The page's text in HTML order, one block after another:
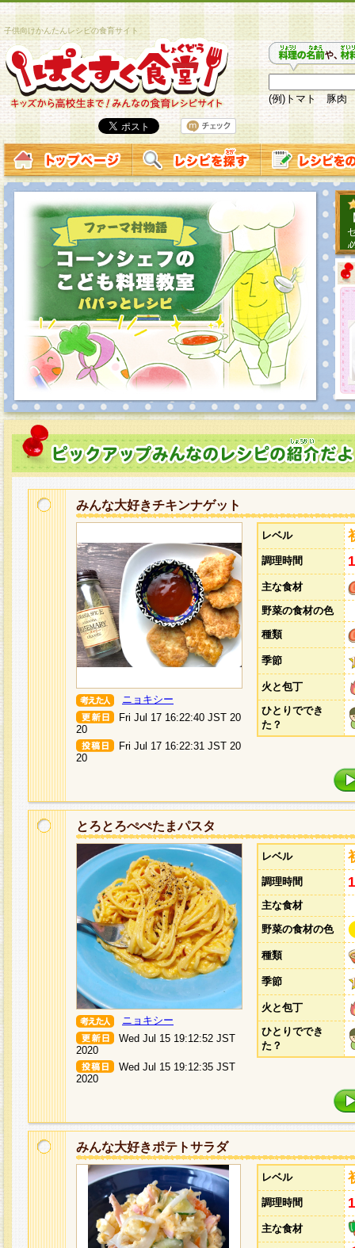
子供向けかんたんレシピの食育サイト
(例)トマト 豚肉
みんな大好きチキンナゲット
ニョキシー
Fri Jul 17 16:22:40 JST 20
20
Fri Jul 17 16:22:31 JST 20
20
レベル
調理時間
主な食材
野菜の食材の色
種類
季節
火と包丁
ひとりででき
た？
とろとろぺぺたまパスタ
ニョキシー
Wed Jul 15 19:12:52 JST
2020
Wed Jul 15 19:12:35 JST
2020
レベル
調理時間
主な食材
野菜の食材の色
種類
季節
火と包丁
ひとりででき
た？
みんな大好きポテトサラダ
レベル
調理時間
主な食材